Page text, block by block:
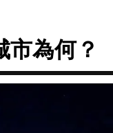
市為何？